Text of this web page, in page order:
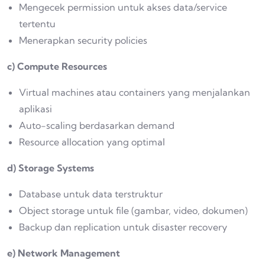
Mengecek permission untuk akses data/service
tertentu
Menerapkan security policies
c) Compute Resources
Virtual machines atau containers yang menjalankan
aplikasi
Auto-scaling berdasarkan demand
Resource allocation yang optimal
d) Storage Systems
Database untuk data terstruktur
Object storage untuk file (gambar, video, dokumen)
Backup dan replication untuk disaster recovery
e) Network Management